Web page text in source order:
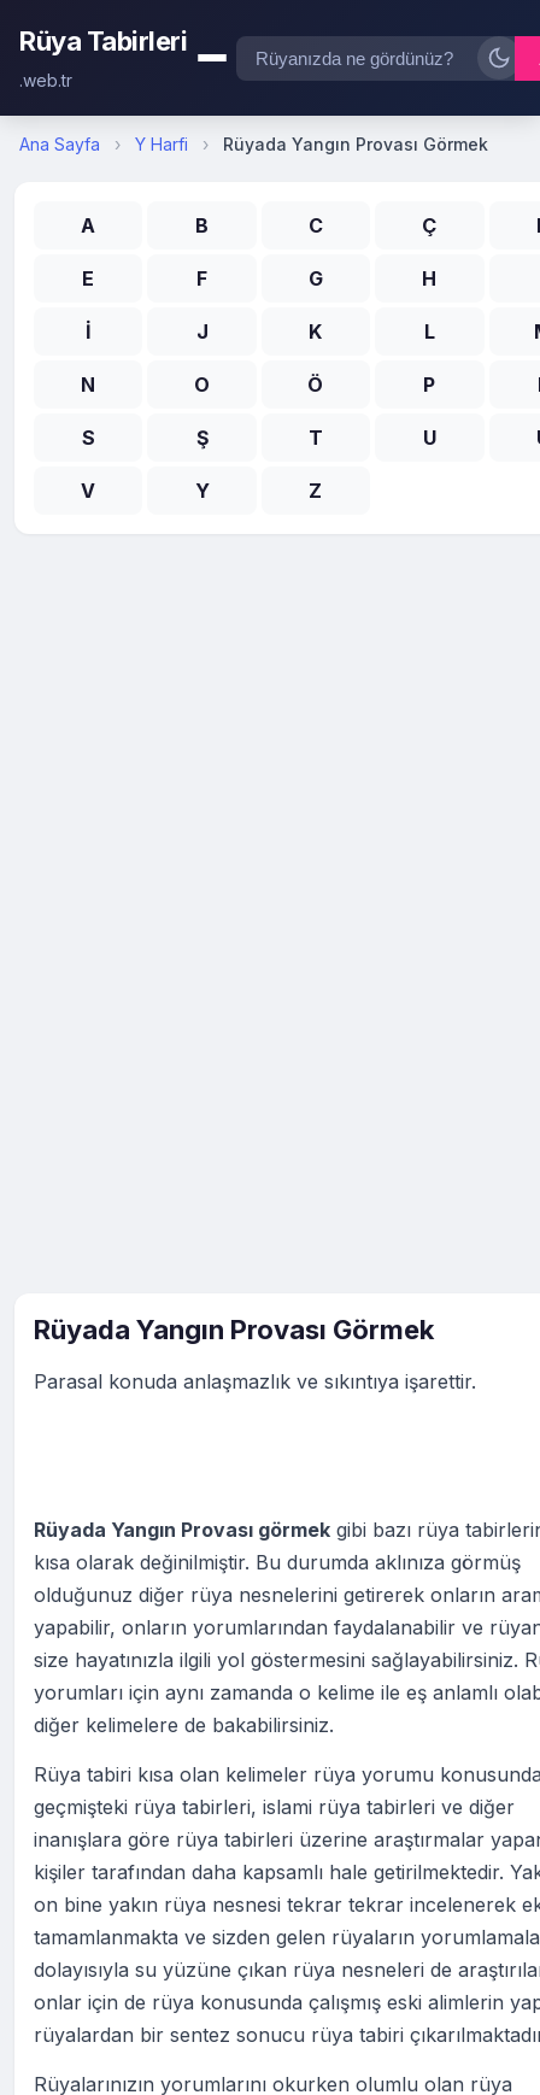
Rüya Tabirleri
.web.tr
Ana Sayfa › Y Harfi › Rüyada Yangın Provası Görmek
A B C Ç
E F G H
İ J K L
N O Ö P
S Ş T U
V Y Z
Rüyada Yangın Provası Görmek
Parasal konuda anlaşmazlık ve sıkıntıya işarettir.
Rüyada Yangın Provası görmek gibi bazı rüya
kısa olarak değinilmiştir. Bu durumda aklınıza görmüş
olduğunuz diğer rüya nesnelerini getirerek onların
yapabilir, onların yorumlarından faydalanabilir ve
size hayatınızla ilgili yol göstermesini sağlayabilirsiniz.
yorumları için aynı zamanda o kelime ile eş anlamlı
diğer kelimelere de bakabilirsiniz.
Rüya tabiri kısa olan kelimeler rüya yorumu
geçmişteki rüya tabirleri, islami rüya tabirleri ve diğer
inanışlara göre rüya tabirleri üzerine araştırmalar
kişiler tarafından daha kapsamlı hale getirilmektedir.
on bine yakın rüya nesnesi tekrar tekrar incelenerek
tamamlanmakta ve sizden gelen rüyaların
dolayısıyla su yüzüne çıkan rüya nesneleri de
onlar için de rüya konusunda çalışmış eski alimlerin
rüyalardan bir sentez sonucu rüya tabiri
Rüyalarınızın yorumlarını okurken olumlu olan rüya